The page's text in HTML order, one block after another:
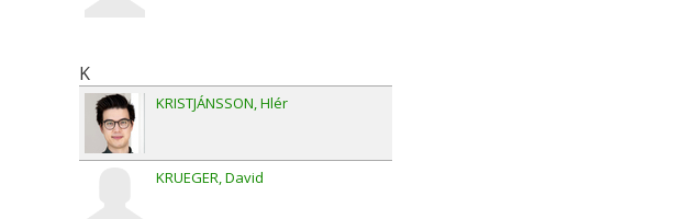
K
KRISTJÁNSSON Hlér
KRUEGER David